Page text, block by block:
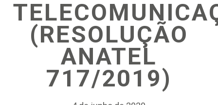
(RESOLUÇÃO
ANATEL
717/2019)